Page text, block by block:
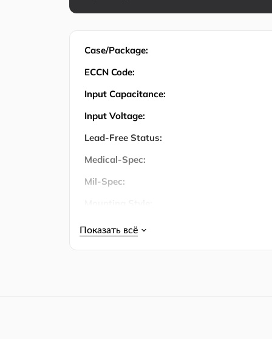
Case/Package:
ECCN Code:
Input Capacitance:
Input Voltage:
Lead-Free Status:
Medical-Spec:
Mil-Spec:
Number of ADCs: